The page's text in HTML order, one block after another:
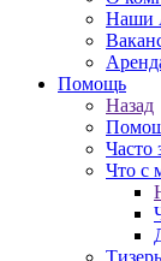
Наши
Помощь
Назад
Часто
Что с